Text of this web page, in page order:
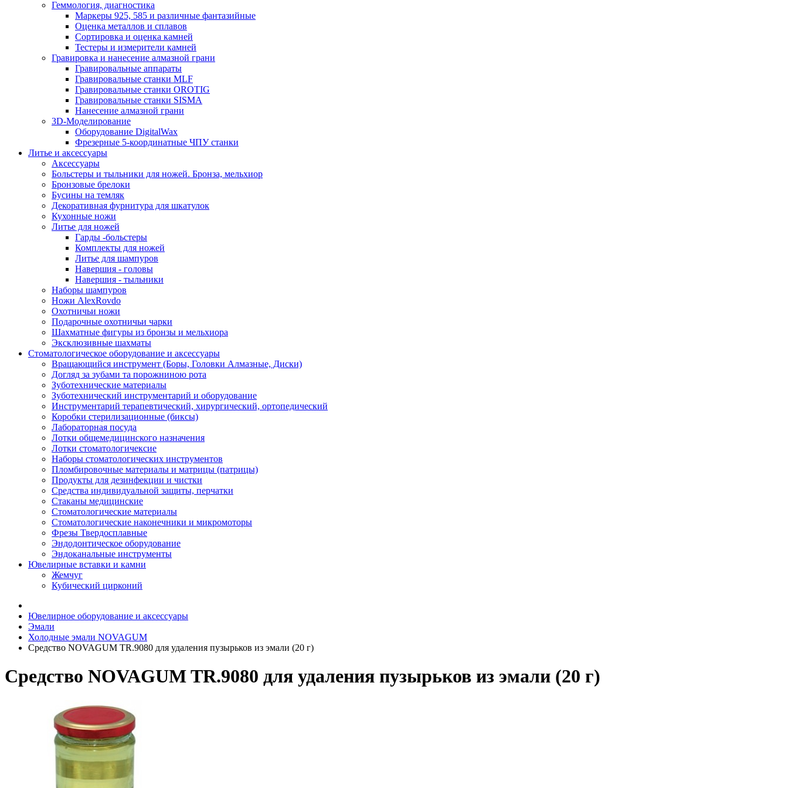
Геммология, диагностика
Маркеры 925, 585 и различные фантазийные
Оценка металлов и сплавов
Сортировка и оценка камней
Тестеры и измерители камней
Гравировка и нанесение алмазной грани
Гравировальные аппараты
Гравировальные станки MLF
Гравировальные станки OROTIG
Гравировальные станки SISMA
Нанесение алмазной грани
3D-Моделирование
Оборудование DigitalWax
Фрезерные 5-координатные ЧПУ станки
Литье и аксессуары
Аксессуары
Больстеры и тыльники для ножей. Бронза, мельхиор
Бронзовые брелоки
Бусины на темляк
Декоративная фурнитура для шкатулок
Кухонные ножи
Литье для ножей
Гарды -больстеры
Комплекты для ножей
Литье для шампуров
Навершия - головы
Навершия - тыльники
Наборы шампуров
Ножи AlexRovdo
Охотничьи ножи
Подарочные охотничьи чарки
Шахматные фигуры из бронзы и мельхиора
Эксклюзивные шахматы
Стоматологическое оборудование и аксессуары
Вращающийся инструмент (Боры, Головки Алмазные, Диски)
Догляд за зубами та порожниною рота
Зуботехнические материалы
Зуботехнический инструментарий и оборудование
Инструментарий терапевтический, хирургический, ортопедический
Коробки стерилизационные (биксы)
Лабораторная посуда
Лотки общемедицинского назначения
Лотки стоматологичексие
Наборы стоматологических инструментов
Пломбировочные материалы и матрицы (патрицы)
Продукты для дезинфекции и чистки
Средства индивидуальной защиты, перчатки
Стаканы медицинские
Стоматологические материалы
Стоматологические наконечники и микромоторы
Фрезы Твердосплавные
Эндодонтическое оборудование
Эндоканальные инструменты
Ювелирные вставки и камни
Жемчуг
Кубический цирконий
Ювелирное оборудование и аксессуары
Эмали
Холодные эмали NOVAGUM
Средство NOVAGUM TR.9080 для удаления пузырьков из эмали (20 г)
Средство NOVAGUM TR.9080 для удаления пузырьков из эмали (20 г)